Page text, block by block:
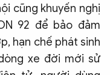
cũng khuyến nghị
92 để bảo đảm
hạn chế phát sinh
xe đời mới sử